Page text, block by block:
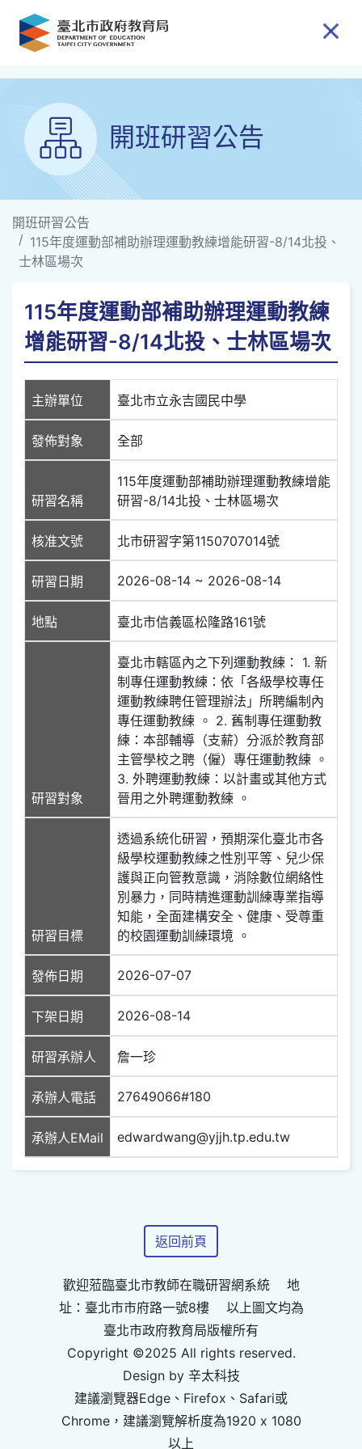
跳到主要內容
開班研習公告
開班研習公告
115年度運動部補助辦理運動教練增能研習-8/14北投、
士林區場次
115年度運動部補助辦理運動教練
增能研習-8/14北投、士林區場次
主辦單位 臺北市立永吉國民中學
發佈對象 全部
研習名稱
115年度運動部補助辦理運動教練增能
研習-8/14北投、士林區場次
核准文號 北市研習字第1150707014號
研習日期 2026-08-14 ~ 2026-08-14
地點 臺北市信義區松隆路161號
研習對象
臺北市轄區內之下列運動教練： 1. 新
制專任運動教練：依「各級學校專任
運動教練聘任管理辦法」所聘編制內
專任運動教練 。 2. 舊制專任運動教
練：本部輔導（支薪）分派於教育部
主管學校之聘（僱）專任運動教練 。
3. 外聘運動教練：以計畫或其他方式
晉用之外聘運動教練 。
研習目標
透過系統化研習，預期深化臺北市各
級學校運動教練之性別平等、兒少保
護與正向管教意識，消除數位網絡性
別暴力，同時精進運動訓練專業指導
知能，全面建構安全、健康、受尊重
的校園運動訓練環境 。
發佈日期 2026-07-07
下架日期 2026-08-14
研習承辦人 詹一珍
承辦人電話 27649066#180
承辦人EMail edwardwang@yjjh.tp.edu.tw
返回前頁
歡迎蒞臨臺北市教師在職研習網系統 地
址：臺北市市府路一號8樓 以上圖文均為
臺北市政府教育局版權所有
Copyright ©2025 All rights reserved.
Design by 辛太科技
建議瀏覽器Edge、Firefox、Safari或
Chrome，建議瀏覽解析度為1920 x 1080
以上